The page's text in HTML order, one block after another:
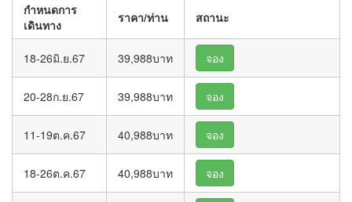
กำหนดการ
เดินทาง
ราคา/ท่าน สถานะ
18-26มิ.ย.67 39,988บาท จอง
20-28ก.ย.67 39,988บาท จอง
11-19ต.ค.67 40,988บาท จอง
18-26ต.ค.67 40,988บาท จอง